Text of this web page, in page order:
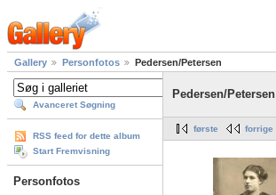
Gallery Personfotos Pedersen/Petersen
Avanceret Søgning
RSS feed for dette album
Start Fremvisning
Personfotos
Pedersen/Petersen
første forrige